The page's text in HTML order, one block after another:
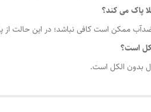
ضدآب ممکن است کافی نباشد؛ در این حالت از
بدون الکل است.